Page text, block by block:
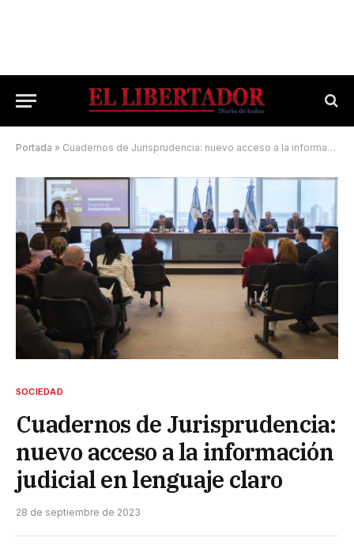
Portada » Cuadernos de Jurisprudencia: nuevo acceso a la información judicial en lenguaje claro
SOCIEDAD
Cuadernos de Jurisprudencia:
nuevo acceso a la información
judicial en lenguaje claro
28 de septiembre de 2023